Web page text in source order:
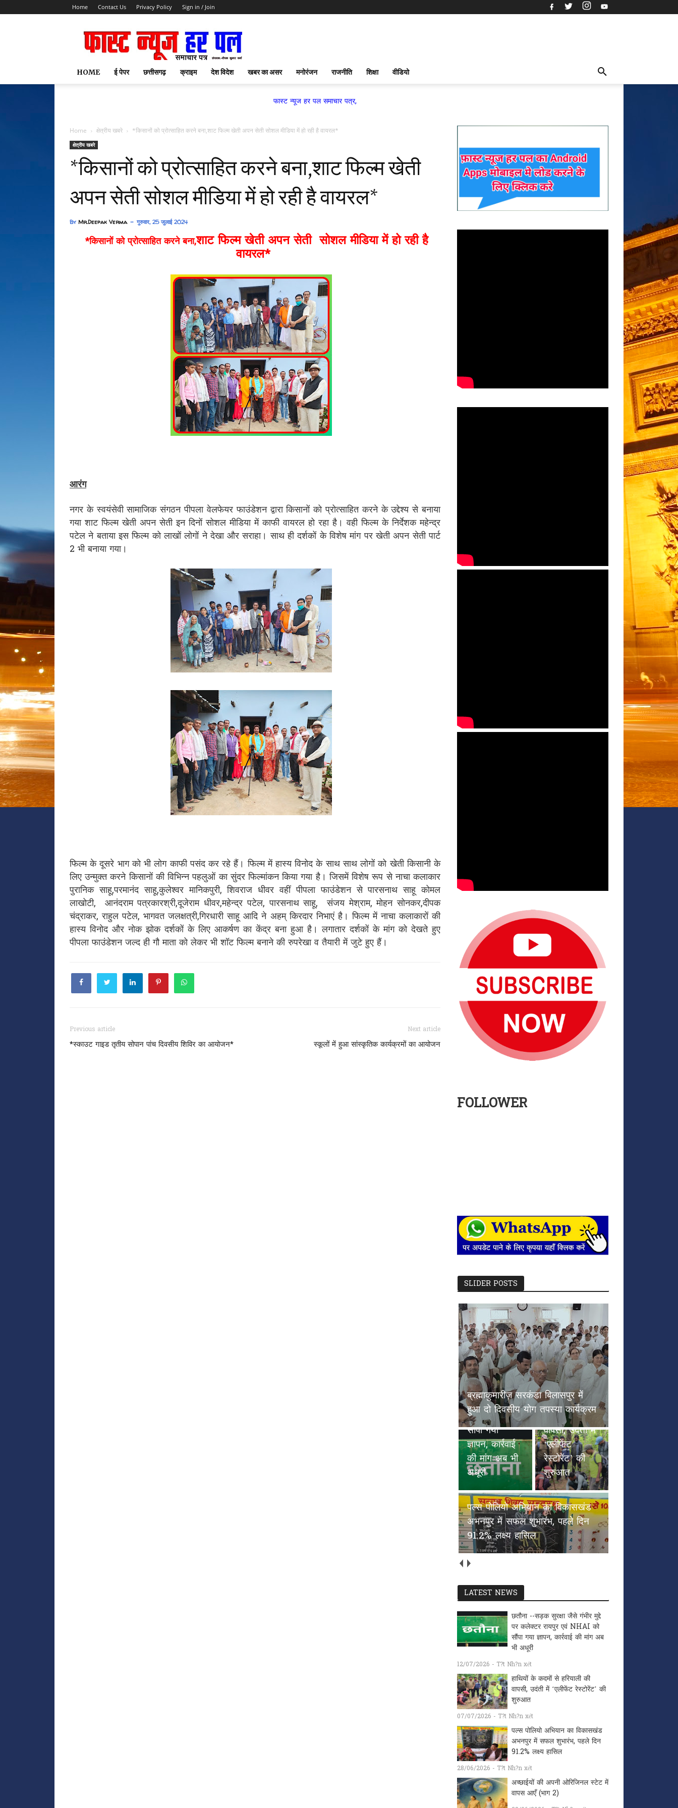
Home Contact Us Privacy Policy Sign in / Join
HOME ई पेपर छत्तीसगढ़ क्राइम देश विदेश खबर का असर मनोरंजन राजनीति शिक्षा वीडियो
फास्ट न्यूज हर पल समाचार पत्र,
Home क्षेत्रीय खबरे *किसानों को प्रोत्साहित करने बना,शाट फिल्म खेती अपन सेती सोशल मीडिया में हो रही है वायरल*
क्षेत्रीय खबरे
*किसानों को प्रोत्साहित करने बना,शाट फिल्म खेती
अपन सेती सोशल मीडिया में हो रही है वायरल*
By Mr.Deepak Verma गुरुवार, 25 जुलाई 2024
*किसानों को प्रोत्साहित करने बना,शाट फिल्म खेती अपन सेती सोशल मीडिया में हो रही है
वायरल*
आरंग
नगर के स्वयंसेवी सामाजिक संगठन पीपला वेलफेयर फाउंडेशन द्वारा किसानों को प्रोत्साहित करने के उद्देश्य से बनाया
गया शाट फिल्म खेती अपन सेती इन दिनों सोशल मीडिया में काफी वायरल हो रहा है। वही फिल्म के निर्देशक महेन्द्र
पटेल ने बताया इस फिल्म को लाखों लोगों ने देखा और सराहा। साथ ही दर्शकों के विशेष मांग पर खेती अपन सेती पार्ट
2 भी बनाया गया।
फिल्म के दूसरे भाग को भी लोग काफी पसंद कर रहे हैं। फिल्म में हास्य विनोद के साथ साथ लोगों को खेती किसानी के
लिए उन्मुक्त करने किसानों की विभिन्न पहलुओं का सुंदर फिल्मांकन किया गया है। जिसमें विशेष रूप से नाचा कलाकार
पुरानिक साहू,परमानंद साहू,कुलेश्वर मानिकपुरी, शिवराज धीवर वहीं पीपला फाउंडेशन से पारसनाथ साहू कोमल
लाखोटी, आनंदराम पत्रकारश्री,दूजेराम धीवर,महेन्द्र पटेल, पारसनाथ साहू, संजय मेश्राम, मोहन सोनकर,दीपक
चंद्राकर, राहुल पटेल, भागवत जलक्षत्री,गिरधारी साहू आदि ने अहम् किरदार निभाएं है। फिल्म में नाचा कलाकारों की
हास्य विनोद और नोक झोक दर्शकों के लिए आकर्षण का केंद्र बना हुआ है। लगातार दर्शकों के मांग को देखते हुए
पीपला फाउंडेशन जल्द ही गौ माता को लेकर भी शॉट फिल्म बनाने की रुपरेखा व तैयारी में जुटे हुए हैं।
Previous article
*स्काउट गाइड तृतीय सोपान पांच दिवसीय शिविर का आयोजन*
Next article
स्कूलों में हुआ सांस्कृतिक कार्यक्रमों का आयोजन
FOLLOWER
SLIDER POSTS
छतौना --सड़क सुरक्षा जैसे गंभीर मुद्दे
पर कलेक्टर रायपुर एवं NHAI को
सौंपा गया ज्ञापन, कार्रवाई की मांग अब
भी अधूरी
हाथियों के
कदमों से
हरियाली की
वापसी, उदंती में
‘एलीफेंट
रेस्टोरेंट’ की
शुरुआत
पल्स पोलियो
अभियान का
विकासखंड
अभनपुर में
सफल शुभारंभ,
पहले दिन
91.2% लक्ष्य
हासिल
अच्छाईयों की अपनी ओरिजिनल स्टेट
में वापस आएँ (भाग 2)
LATEST NEWS
छतौना --सड़क सुरक्षा जैसे गंभीर मुद्दे
पर कलेक्टर रायपुर एवं NHAI को
सौंपा गया ज्ञापन, कार्रवाई की मांग अब
भी अधूरी
12/07/2026 - T?t Nh?n xét
हाथियों के कदमों से हरियाली की
वापसी, उदंती में ‘एलीफेंट रेस्टोरेंट’ की
शुरुआत
07/07/2026 - T?t Nh?n xét
पल्स पोलियो अभियान का विकासखंड
अभनपुर में सफल शुभारंभ, पहले दिन
91.2% लक्ष्य हासिल
28/06/2026 - T?t Nh?n xét
अच्छाईयों की अपनी ओरिजिनल स्टेट में
वापस आएँ (भाग 2)